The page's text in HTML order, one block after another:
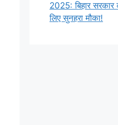
2025: बिहार
लिए सुनहरा मौका!